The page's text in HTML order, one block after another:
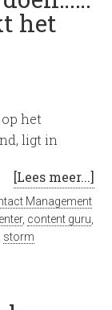
het
het
ligt in
[Lees meer...]
Management
, content guru
storm